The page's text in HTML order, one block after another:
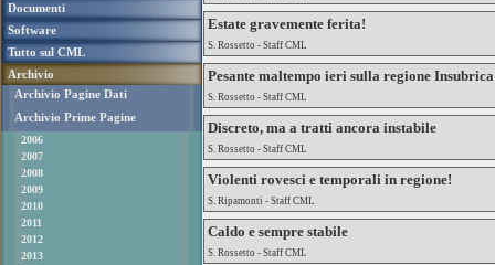
Documenti
Software
Tutto sul CML
Archivio
Archivio Pagine Dati
Archivio Prime Pagine
2006
2007
2008
2009
2010
2011
2012
2013
Estate gravemente ferita!
S. Rossetto - Staff CML
Pesante maltempo ieri sulla regione
S. Rossetto - Staff CML
Discreto, ma a tratti ancora instabile
S. Rossetto - Staff CML
Violenti rovesci e temporali in regione!
S. Ripamonti - Staff CML
Caldo e sempre stabile
S. Rossetto - Staff CML